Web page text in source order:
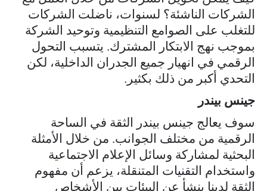
الشركات الناشئة؟ لسنوات، ناضلت الشركات
للتغلب على الصوامع التنظيمية وتوحيد الشركة
بموجب نهج الابتكار المشترك. يتسبب التحول
الرقمي في انهيار جميع الجدران الداخلية، لكن
التحدي أكبر من ذلك بكثير.
جينس بيندر
سوف يعالج جينس بيندر الثقة في الساحة
الرقمية من مختلف الجوانب. من خلال الأمثلة
البحثية لمشاركة وسائل الإعلام الاجتماعية
واستخدام التقنيات المتنقلة، يزعم أن مفهوم
الثقة لدينا ينشأ عن البيئات بين الأشخاص